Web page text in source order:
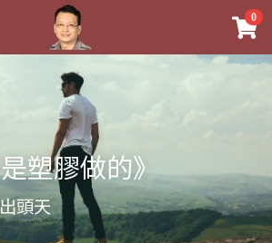
0
塑膠做的》
頭天
×
商品分類
錄》完整典藏版